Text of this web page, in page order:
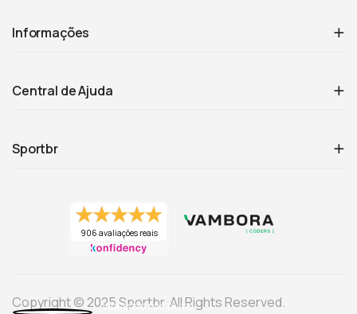
Informações
Central de Ajuda
Sportbr
906 avaliações reais
Copyright © 2025 Sportbr. All Rights Reserved.